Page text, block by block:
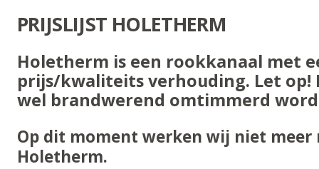
PRIJSLIJST HOLETHERM
Holetherm is een rookkanaal met
prijs/kwaliteits verhouding. Let op!
wel brandwerend omtimmerd
Op dit moment werken wij niet
Holetherm.